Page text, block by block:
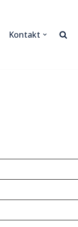
Kontakt